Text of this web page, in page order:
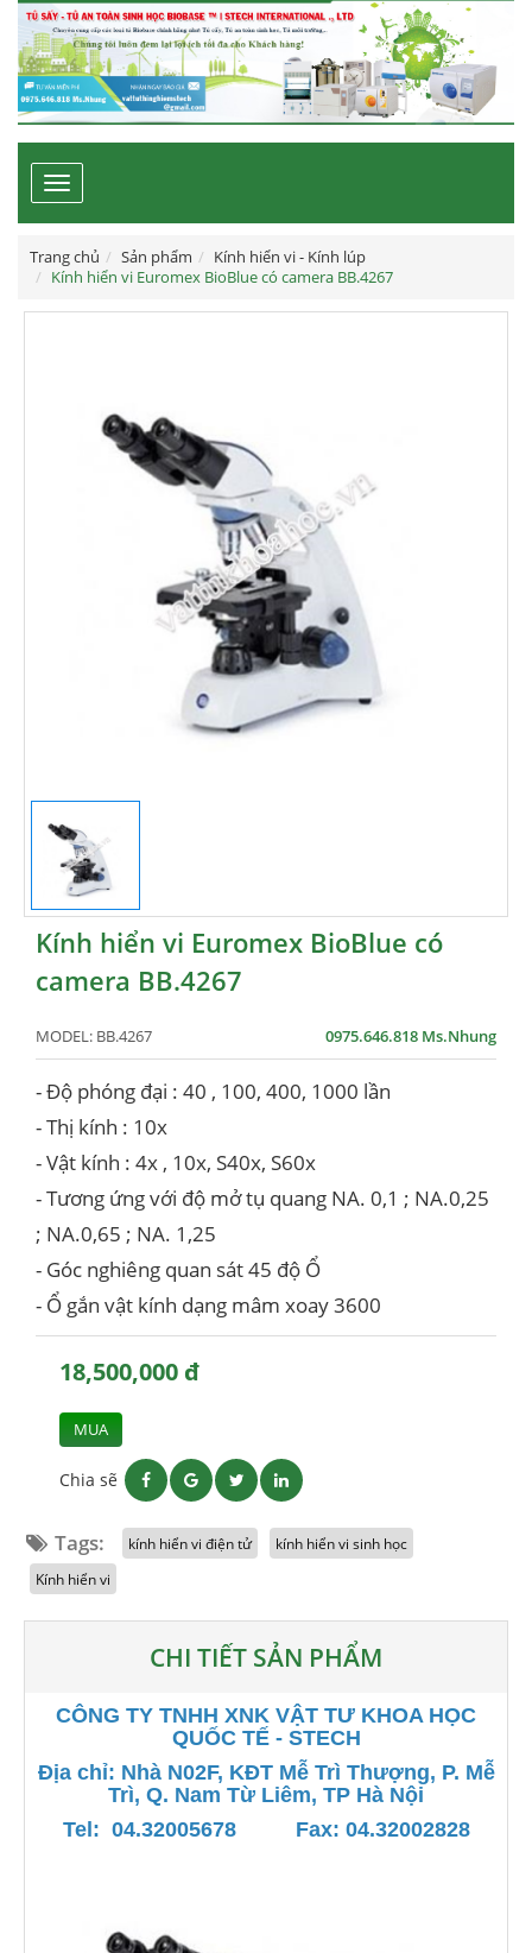
Toggle
navigation
Trang chủ Sản phẩm
Kính hiển vi - Kính lúp
Kính hiển vi Euromex BioBlue có camera BB.4267
Kính hiển vi Euromex BioBlue có
camera BB.4267
MODEL: BB.4267 0975.646.818 Ms.Nhung
- Độ phóng đại : 40 , 100, 400, 1000 lần
- Thị kính : 10x
- Vật kính : 4x , 10x, S40x, S60x
- Tương ứng với độ mở tụ quang NA. 0,1 ; NA.0,25
; NA.0,65 ; NA. 1,25
- Góc nghiêng quan sát 45 độ Ổ
- Ổ gắn vật kính dạng mâm xoay 3600
18,500,000 đ
MUA
Chia sẽ
Tags: kính hiển vi điện tử
kính hiển vi sinh học
Kính hiển vi
CHI TIẾT SẢN PHẨM
CÔNG TY TNHH XNK VẬT TƯ KHOA HỌC
QUỐC TẾ - STECH
Địa chỉ: Nhà N02F, KĐT Mễ Trì Thượng, P. Mễ
Trì, Q. Nam Từ Liêm, TP Hà Nội
Tel: 04.32005678 Fax: 04.32002828